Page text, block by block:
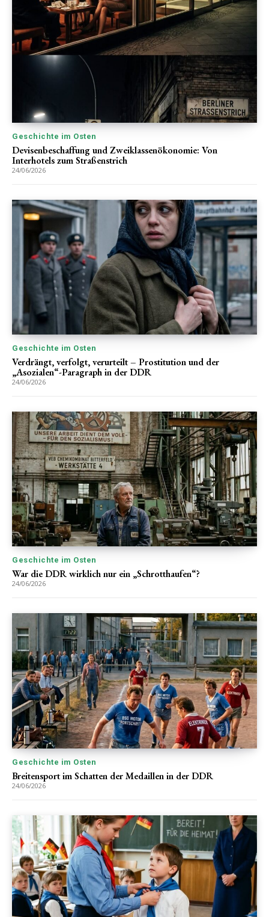
Geschichte im Osten
Devisenbeschaffung und Zweiklassenökonomie: Von
Interhotels zum Straßenstrich
24/06/2026
Geschichte im Osten
Verdrängt, verfolgt, verurteilt – Prostitution und der
„Asozialen“-Paragraph in der DDR
24/06/2026
Geschichte im Osten
War die DDR wirklich nur ein „Schrotthaufen“?
24/06/2026
Geschichte im Osten
Breitensport im Schatten der Medaillen in der DDR
24/06/2026